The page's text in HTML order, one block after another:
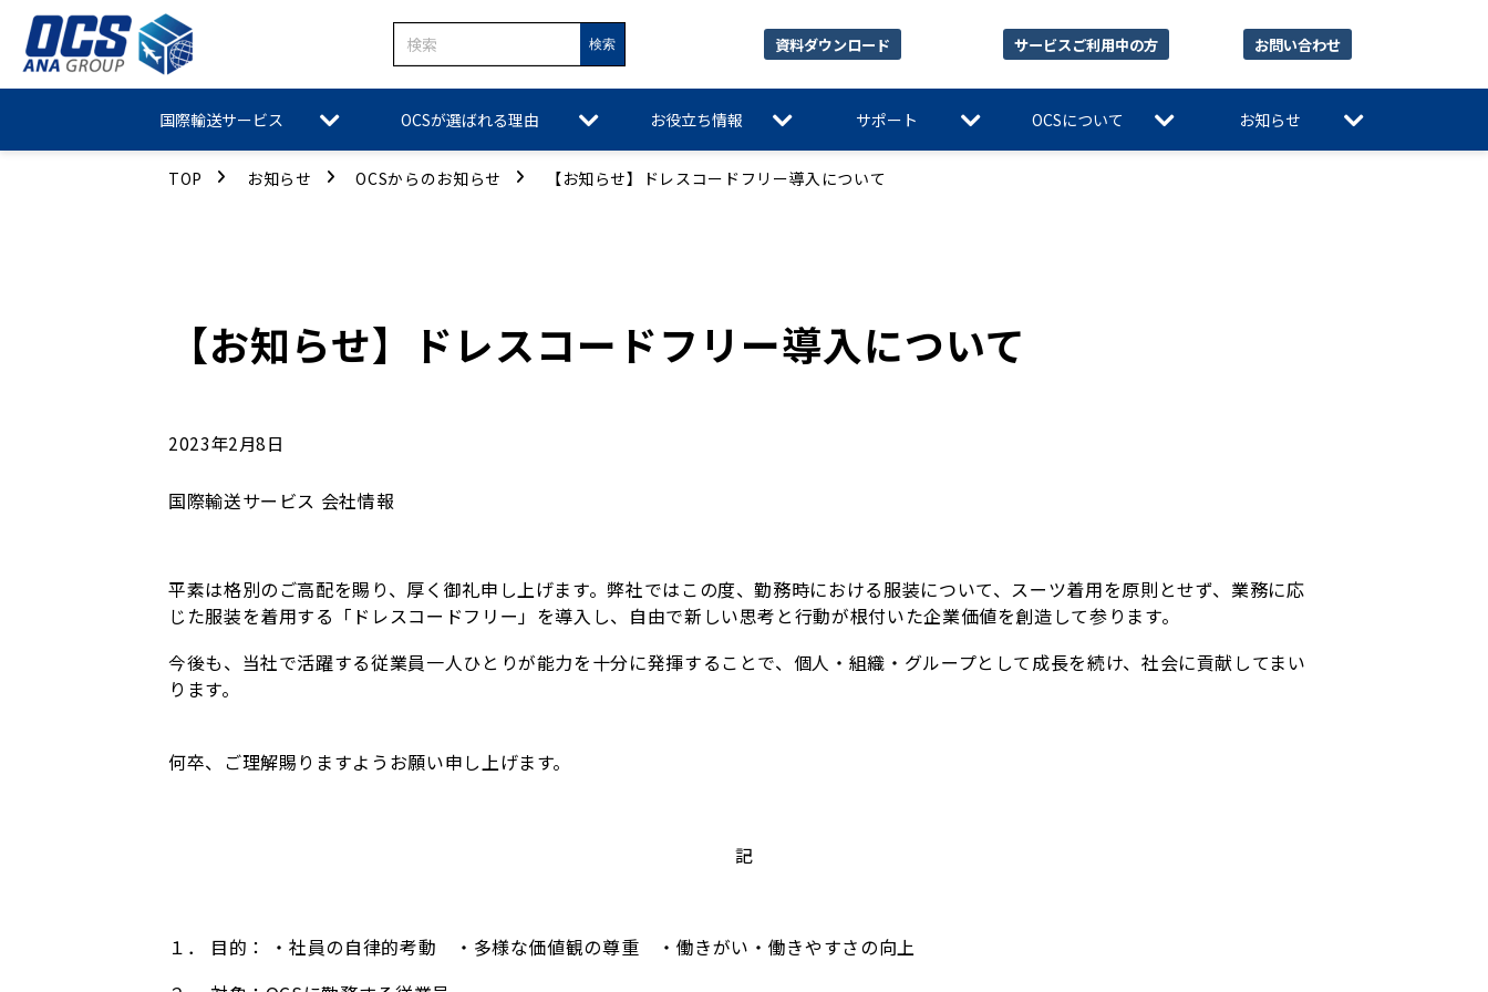
資料ダウンロード サービスご利用中の方 お問い合わせ
国際輸送サービス OCSが選ばれる理由 お役立ち情報 サポート OCSについて お知らせ
TOP お知らせ OCSからのお知らせ 【お知らせ】ドレスコードフリー導入について
【お知らせ】ドレスコードフリー導入について
2023年2月8日
国際輸送サービス 会社情報
平素は格別のご高配を賜り、厚く御礼申し上げます。弊社ではこの度、勤務時における服装について、スーツ着用を原則とせず、業務に応
じた服装を着用する「ドレスコードフリー」を導入し、自由で新しい思考と行動が根付いた企業価値を創造して参ります。
今後も、当社で活躍する従業員一人ひとりが能力を十分に発揮することで、個人・組織・グループとして成長を続け、社会に貢献してまい
ります。
何卒、ご理解賜りますようお願い申し上げます。
記
１． 目的： ・社員の自律的考動 ・多様な価値観の尊重 ・働きがい・働きやすさの向上